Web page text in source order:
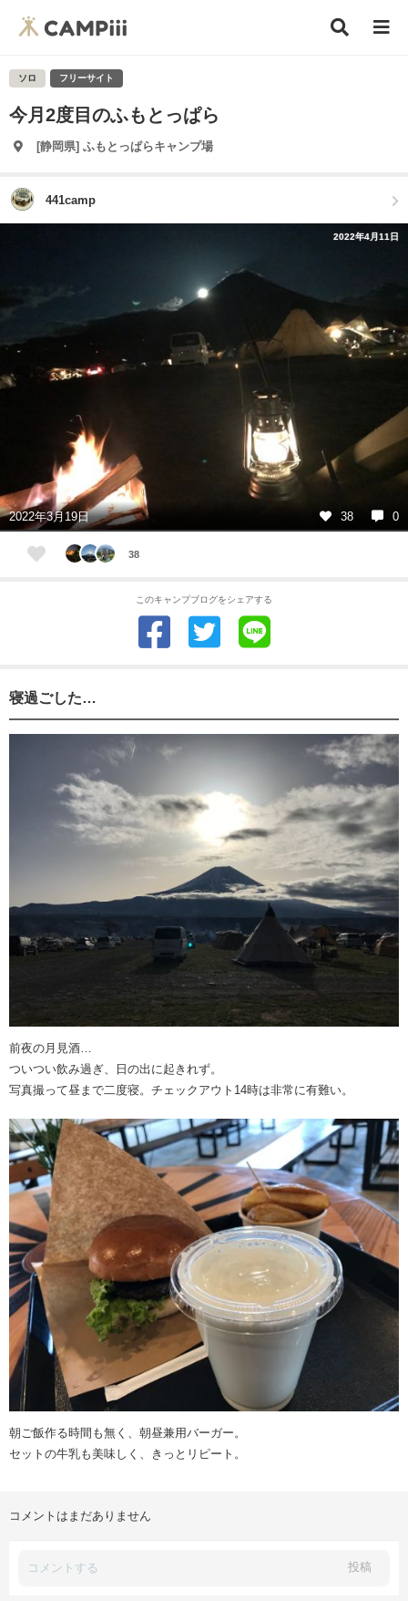
ソロ フリーサイト
今月2度目のふもとっぱら
[静岡県] ふもとっぱらキャンプ場
441camp
2022年4月11日
2022年3月19日 38 0
38
このキャンプブログをシェアする
寝過ごした…
前夜の月見酒…
ついつい飲み過ぎ、日の出に起きれず。
写真撮って昼まで二度寝。チェックアウト14時は非常に有難い。
朝ご飯作る時間も無く、朝昼兼用バーガー。
セットの牛乳も美味しく、きっとリピート。
コメントはまだありません
投稿